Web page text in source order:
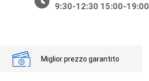
9:30-12:30 15:00-19:00
Miglior prezzo garantito